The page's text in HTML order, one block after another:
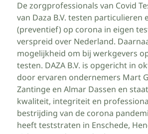
De zorgprofessionals van Covid
van Daza B.V. testen particulieren
(preventief) op corona in eigen
verspreid over Nederland.
mogelijkheid om bij werkgevers
testen. DAZA B.V. is opgericht in
door ervaren ondernemers Mart
Zantinge en Almar Dassen en
kwaliteit, integriteit en
bestrijding van de corona
heeft teststraten in Enschede,